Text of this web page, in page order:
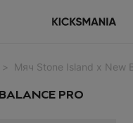
Мяч Stone Island x New
PRO
ВОЙТИ
КОРЗИНА